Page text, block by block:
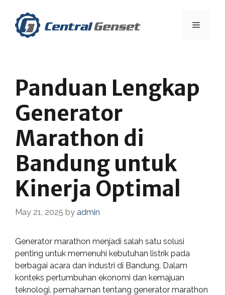
content
Menu
Panduan Lengkap
Generator
Marathon di
Bandung untuk
Kinerja Optimal
May 21, 2025 by admin
Generator marathon menjadi salah satu solusi
penting untuk memenuhi kebutuhan listrik pada
berbagai acara dan industri di Bandung. Dalam
konteks pertumbuhan ekonomi dan kemajuan
teknologi, pemahaman tentang generator marathon